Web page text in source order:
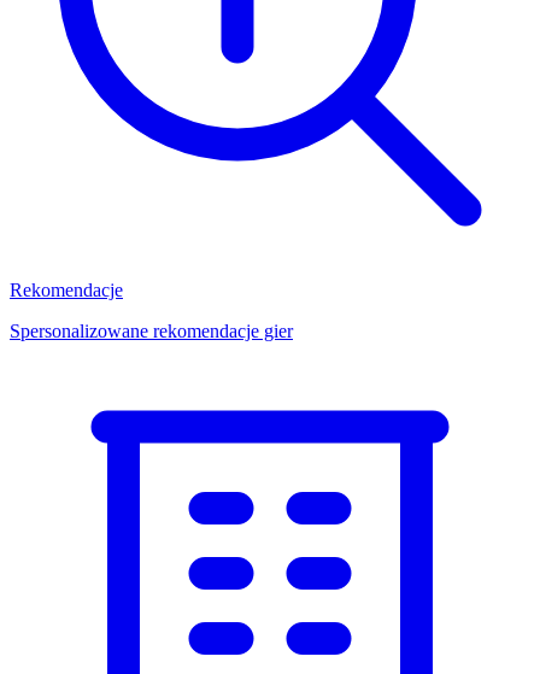
Rekomendacje
Spersonalizowane rekomendacje gier